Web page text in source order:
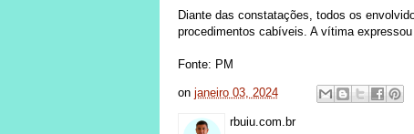
Diante das constatações, todos os
procedimentos cabíveis. A vítima
Fonte: PM
on janeiro 03, 2024
rbuiu.com.br